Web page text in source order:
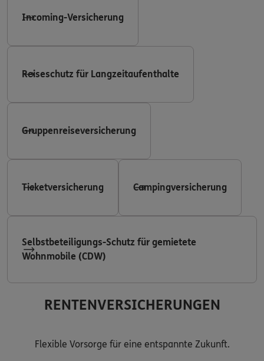
Incoming-Versicherung
Reiseschutz für Langzeitaufenthalte
Gruppenreiseversicherung
Ticketversicherung Campingversicherung
Selbstbeteiligungs-Schutz für gemietete
Wohnmobile (CDW)
RENTENVERSICHERUNGEN
Flexible Vorsorge für eine entspannte Zukunft.